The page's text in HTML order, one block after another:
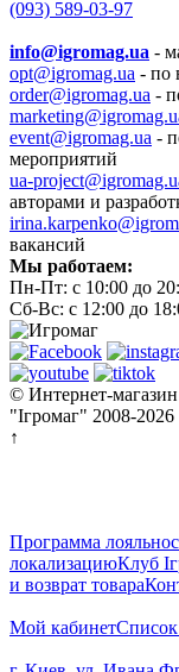
(093) 589-03-97
info@igromag.ua -
opt@igromag.ua - по
order@igromag.ua -
event@igromag.ua -
мероприятий
ua-
авторами и
вакансий
Мы работаем:
Пн-Пт: с 10:00 до
Сб-Вс: с 12:00 до
© Интернет-
"Ігромаг" 2008-2026
↑
Программа
локализациюКлуб
и возврат товара
Мой кабинет